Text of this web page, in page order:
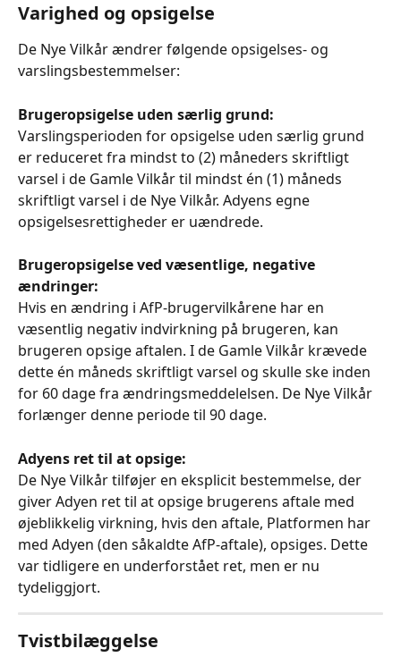
Varighed og opsigelse
De Nye Vilkår ændrer følgende opsigelses- og
varslingsbestemmelser:
Brugeropsigelse uden særlig grund:
Varslingsperioden for opsigelse uden særlig grund
er reduceret fra mindst to (2) måneders skriftligt
varsel i de Gamle Vilkår til mindst én (1) måneds
skriftligt varsel i de Nye Vilkår. Adyens egne
opsigelsesrettigheder er uændrede.
Brugeropsigelse ved væsentlige, negative
ændringer:
Hvis en ændring i AfP-brugervilkårene har en
væsentlig negativ indvirkning på brugeren, kan
brugeren opsige aftalen. I de Gamle Vilkår krævede
dette én måneds skriftligt varsel og skulle ske inden
for 60 dage fra ændringsmeddelelsen. De Nye Vilkår
forlænger denne periode til 90 dage.
Adyens ret til at opsige:
De Nye Vilkår tilføjer en eksplicit bestemmelse, der
giver Adyen ret til at opsige brugerens aftale med
øjeblikkelig virkning, hvis den aftale, Platformen har
med Adyen (den såkaldte AfP-aftale), opsiges. Dette
var tidligere en underforstået ret, men er nu
tydeliggjort.
Tvistbilæggelse